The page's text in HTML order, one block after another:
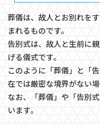
葬儀は、故人とお別れを
まれるものです。
告別式は、故人と生前に
げる儀式です。
このように「葬儀」と「
在では厳密な境界がない場
なお、「葬儀」や「告別
います。